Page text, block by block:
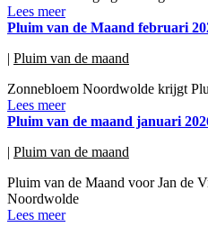
Lees meer
Pluim van de Maand februari
| Pluim van de maand
Zonnebloem Noordwolde krijgt
Lees meer
Pluim van de maand januari
| Pluim van de maand
Pluim van de Maand voor Jan de
Noordwolde
Lees meer